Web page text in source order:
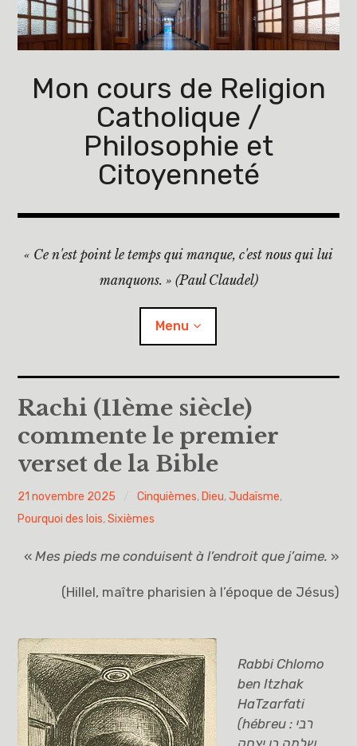
Accéder
contenu
Mon cours de Religion
Catholique /
Philosophie et
Citoyenneté
« Ce n'est point le temps qui manque, c'est nous qui lui
manquons. » (Paul Claudel)
Menu
Accueil
A propos
Cinquièmes
Sixièmes
Pourquoi des lois
Éducation à la philosophie et à la citoyenneté
Rachi (11ème siècle)
commente le premier
verset de la Bible
PY
H
21 novembre 2025 Cinquièmes, Dieu,Judaïsme,
Pourquoi des lois,Sixièmes
« Mes pieds me conduisent à l’endroit que j’aime. »
(Hillel, maître pharisien à l’époque de Jésus)
Rabbi Chlomo
ben Itzhak
HaTzarfati
(hébreu : רבי